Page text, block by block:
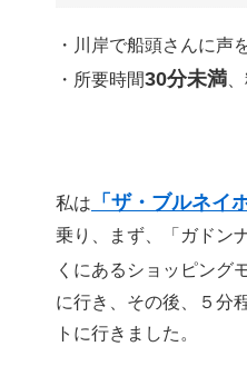
・川岸で船頭さんに声
・所要時間30分未満
私は 「ザ・ブルネイ
乗り、まず、「ガドン
くにあるショッピング
に行き、その後、５分
トに行きました。